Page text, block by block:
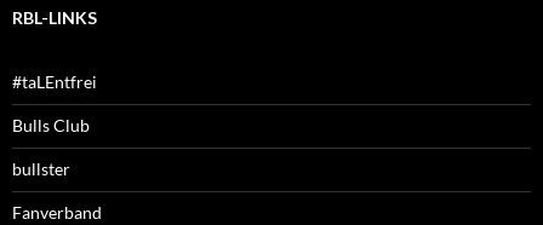
RBL-LINKS
#taLEntfrei
Bulls Club
bullster
Fanverband